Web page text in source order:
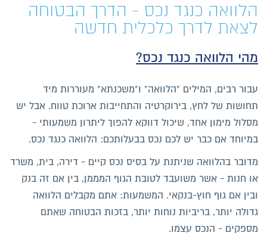
הלוואה כנגד נכס - הדרך הבטוחה
לצאת לדרך כלכלית חדשה
מהי הלוואה כנגד נכס?
עבור רבים, המילים "הלוואה" ו"משכנתא" מעוררות מיד
תחושות של לחץ, בירוקרטיה והתחייבות ארוכת טווח. אבל יש
מסלול מימון אחד, שיכול דווקא להפוך ליתרון משמעותי -
במיוחד אם כבר יש לכם נכס בבעלותכם: הלוואה כנגד נכס.
מדובר בהלוואה שניתנת על בסיס נכס קיים - דירה, בית, משרד
או חנות - אשר משועבד לטובת הגוף המממן, בין אם זה בנק
ובין אם גוף חוץ-בנקאי. המשמעות: אתם מקבלים הלוואה
גדולה יותר, בריביות נוחות יותר, בזכות הבטוחה שאתם
מספקים - הנכס עצמו.